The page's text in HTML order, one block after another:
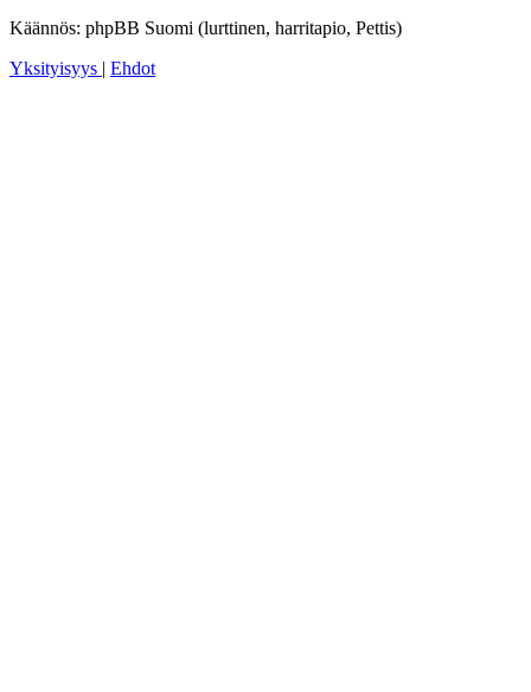
Käännös: phpBB Suomi (lurttinen, harritapio, Pettis)
Yksityisyys
Ehdot